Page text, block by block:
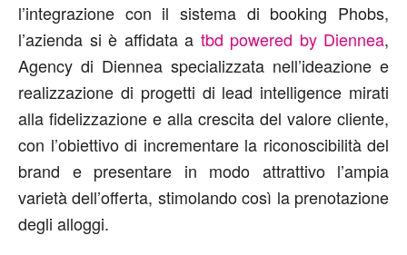
l’integrazione con il sistema di booking Phobs,
l’azienda si è affidata a tbd powered by Diennea,
Agency di Diennea specializzata nell’ideazione e
realizzazione di progetti di lead intelligence mirati
alla fidelizzazione e alla crescita del valore cliente,
con l’obiettivo di incrementare la riconoscibilità del
brand e presentare in modo attrattivo l’ampia
varietà dell’offerta, stimolando così la prenotazione
degli alloggi.